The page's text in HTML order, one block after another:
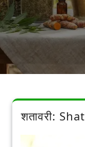
शतावरी: